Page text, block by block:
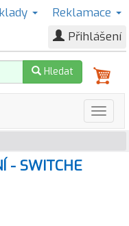
Reklamace
Přihlášení
Hledat
- SWITCHE